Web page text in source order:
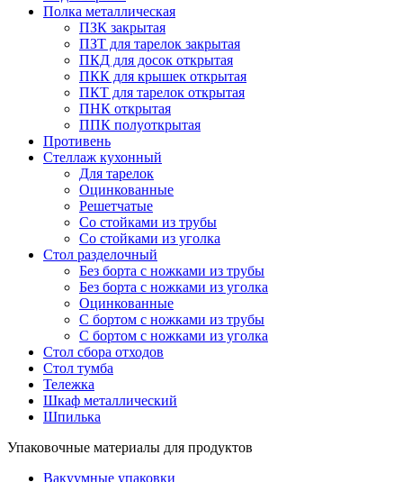
Полка металлическая
ПЗК закрытая
ПЗТ для тарелок закрытая
ПКД для досок открытая
ПКК для крышек открытая
ПКТ для тарелок открытая
ПНК открытая
ППК полуоткрытая
Противень
Стеллаж кухонный
Для тарелок
Оцинкованные
Решетчатые
Со стойками из трубы
Со стойками из уголка
Стол разделочный
Без борта с ножками из трубы
Без борта с ножками из уголка
Оцинкованные
С бортом с ножками из трубы
С бортом с ножками из уголка
Стол сбора отходов
Стол тумба
Тележка
Шкаф металлический
Шпилька
Упаковочные материалы для продуктов
Вакуумные упаковки